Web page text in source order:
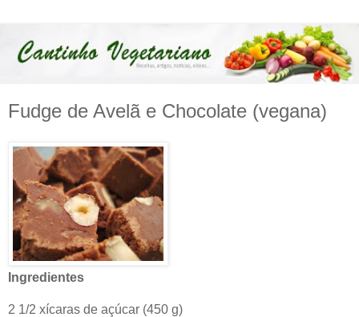
Fudge de Avelã e Chocolate (vegana)
Ingredientes
2 1/2 xícaras de açúcar (450 g)